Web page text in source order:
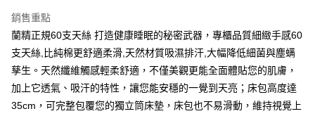
Google Pay
全盈+PAY
【大哥付你分期使用說明】
1.本服務由台灣大哥大提供，台灣大哥大用戶可立即使用無須另外申請。
AFTEE先享後付
銷售重點
蘭精正規60支天絲 打造健康睡眠的秘密武器，專櫃品質細緻手感60
支天絲,比純棉更舒適柔滑,天然材質吸濕排汗,大幅降低細菌與塵螨
孳生。天然纖維觸感輕柔舒適，不僅美觀更能全面體貼您的肌膚，
加上它透氣、吸汗的特性，讓您能安穩的一覺到天亮；床包高度達
35cm，可完整包覆您的獨立筒床墊，床包也不易滑動，維持視覺上